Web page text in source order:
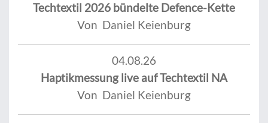
Techtextil 2026 bündelte Defence-Kette
Von Daniel Keienburg
04.08.26
Haptikmessung live auf Techtextil NA
Von Daniel Keienburg